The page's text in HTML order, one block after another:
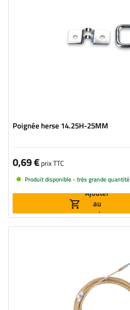
Poignée herse 14.25H-25MM
0,69 €prix TTC
Produit disponible - très grande quantité
Ajouter
au
panier